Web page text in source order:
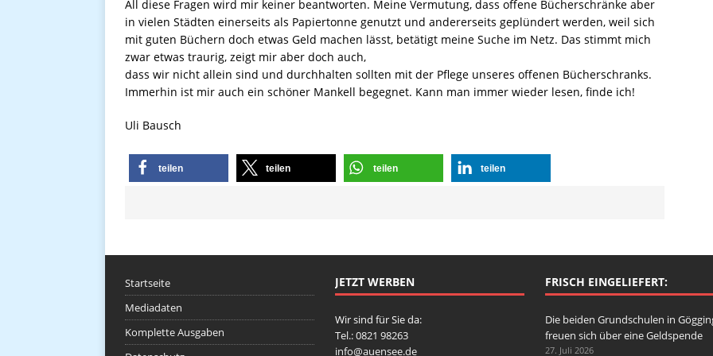
All diese Fragen wird mir keiner beantworten. Meine Vermutung, dass offene Bücherschränke aber
in vielen Städten einerseits als Papiertonne genutzt und andererseits geplündert werden, weil sich
mit guten Büchern doch etwas Geld machen lässt, betätigt meine Suche im Netz. Das stimmt mich
zwar etwas traurig, zeigt mir aber doch auch,
dass wir nicht allein sind und durchhalten sollten mit der Pflege unseres offenen Bücherschranks.
Immerhin ist mir auch ein schöner Mankell begegnet. Kann man immer wieder lesen, finde ich!
Uli Bausch
teilen teilen teilen teilen
Startseite
Mediadaten
Komplette Ausgaben
JETZT WERBEN
Wir sind für Sie da:
Tel.: 0821 98263
info@auensee.de
FRISCH EINGELIEFERT:
Die beiden Grundschulen in
freuen sich über eine Geldspende
27. Juli 2026